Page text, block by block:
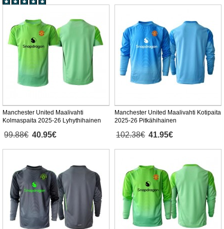
Manchester United Maalivahti
Kolmaspaita 2025-26 Lyhythihainen
99.88€ 40.95€
Manchester United Maalivahti Kotipaita
2025-26 Pitkähihainen
102.38€ 41.95€